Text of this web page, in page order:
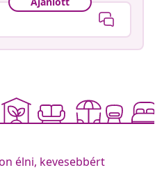
élni, kevesebbért